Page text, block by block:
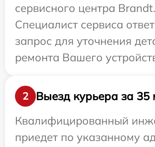
сервисного центра Brandt.
Специалист сервиса
запрос для уточнения
ремонта Вашего
2
Выезд курьера за 35
Квалифицированный
приедет по указанному